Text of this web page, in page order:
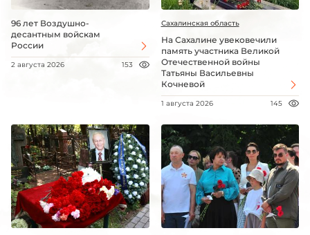
96 лет Воздушно-
десантным войскам
России
2 августа 2026 153
Сахалинская область
На Сахалине увековечили
память участника Великой
Отечественной войны
Татьяны Васильевны
Кочневой
1 августа 2026 145